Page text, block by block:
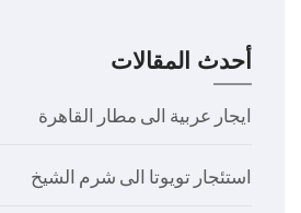
أحدث المقالات
ايجار عربية الى مطار القاهرة
استئجار تويوتا الى شرم الشيخ